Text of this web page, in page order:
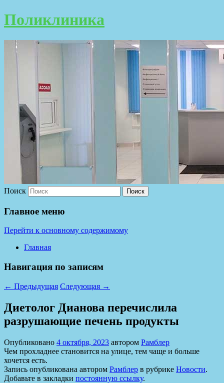
Поликлиника
Поиск
Главное меню
Перейти к основному содержимому
Главная
Навигация по записям
← Предыдущая Следующая →
Диетолог Дианова перечислила
разрушающие печень продукты
Опубликовано 4 октября, 2023 автором Рамблер
Чем прохладнее становится на улице, тем чаще и больше
хочется есть.
Запись опубликована автором Рамблер в рубрике Новости.
Добавьте в закладки постоянную ссылку.